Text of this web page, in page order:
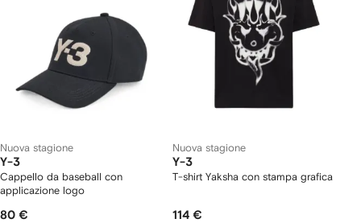
Nuova stagione
Y-3
Cappello da baseball con
applicazione logo
80 €
Nuova stagione
Y-3
T-shirt Yaksha con stampa grafica
114 €